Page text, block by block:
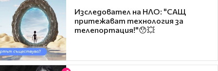
Изследовател на НЛО: "САЩ
притежават технология за
телепортация!"😯💥